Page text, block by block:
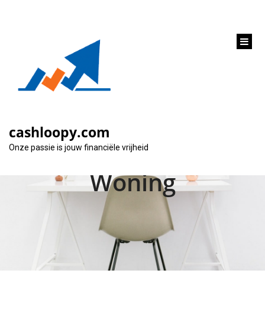
cashloopy.com
Onze passie is jouw financiële vrijheid
Ontdek de
Hypotheekopties bij
KBC voor Jouw
Woning